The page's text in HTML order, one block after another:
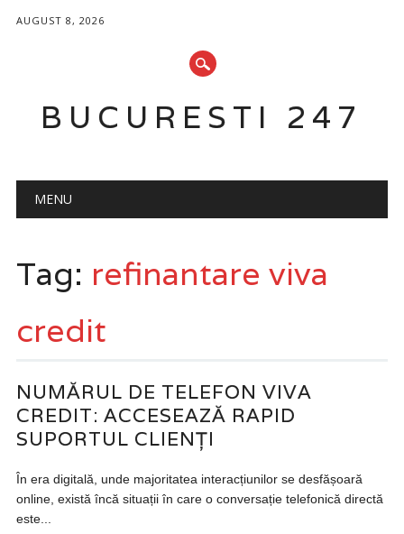
AUGUST 8, 2026
BUCURESTI 247
Main menu
MENU
Tag: refinantare viva
credit
NUMĂRUL DE TELEFON VIVA
CREDIT: ACCESEAZĂ RAPID
SUPORTUL CLIENȚI
În era digitală, unde majoritatea interacțiunilor se desfășoară
online, există încă situații în care o conversație telefonică directă
este...